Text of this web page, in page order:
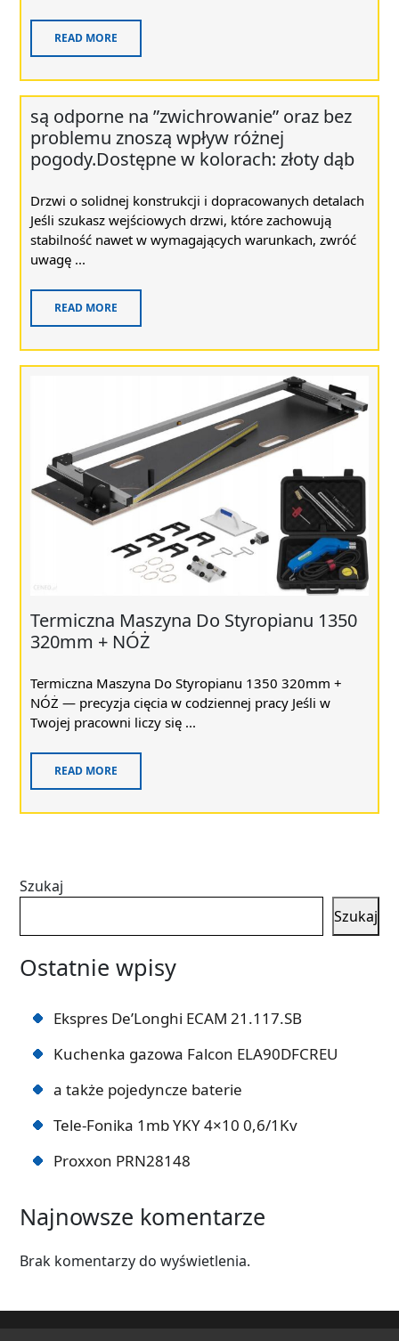
READ MORE
są odporne na ”zwichrowanie” oraz bez
problemu znoszą wpływ różnej
pogody.Dostępne w kolorach: złoty dąb
Drzwi o solidnej konstrukcji i dopracowanych detalach
Jeśli szukasz wejściowych drzwi, które zachowują
stabilność nawet w wymagających warunkach, zwróć
uwagę ...
READ MORE
Termiczna Maszyna Do Styropianu 1350
320mm + NÓŻ
Termiczna Maszyna Do Styropianu 1350 320mm +
NÓŻ — precyzja cięcia w codziennej pracy Jeśli w
Twojej pracowni liczy się ...
READ MORE
Szukaj
Szukaj
Ostatnie wpisy
Ekspres De’Longhi ECAM 21.117.SB
Kuchenka gazowa Falcon ELA90DFCREU
a także pojedyncze baterie
Tele-Fonika 1mb YKY 4×10 0,6/1Kv
Proxxon PRN28148
Najnowsze komentarze
Brak komentarzy do wyświetlenia.